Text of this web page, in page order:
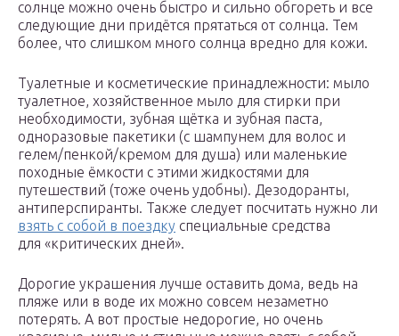
солнце можно очень быстро и сильно обгореть и все
следующие дни придётся прятаться от солнца. Тем
более, что слишком много солнца вредно для кожи.
Туалетные и косметические принадлежности: мыло
туалетное, хозяйственное мыло для стирки при
необходимости, зубная щётка и зубная паста,
одноразовые пакетики (с шампунем для волос и
гелем/пенкой/кремом для душа) или маленькие
походные ёмкости с этими жидкостями для
путешествий (тоже очень удобны). Дезодоранты,
антиперспиранты. Также следует посчитать нужно ли
взять с собой в поездку специальные средства
для «критических дней».
Дорогие украшения лучше оставить дома, ведь на
пляже или в воде их можно совсем незаметно
потерять. А вот простые недорогие, но очень